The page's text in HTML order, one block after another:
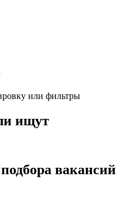
или фильтры
ищут
вакансий